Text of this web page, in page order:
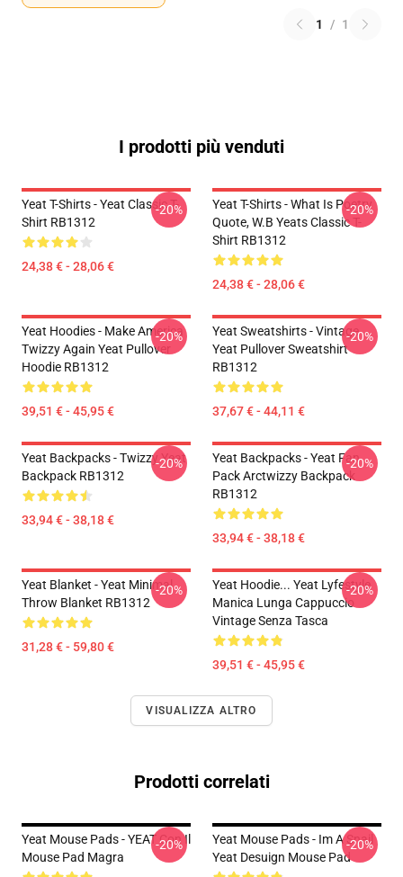
1 / 1
I prodotti più venduti
Yeat T-Shirts - Yeat Classic T-
Shirt RB1312
24,38 € - 28,06 €
-20%
Yeat T-Shirts - What Is Poetry
Quote, W.B Yeats Classic T-
Shirt RB1312
24,38 € - 28,06 €
-20%
Yeat Hoodies - Make America
Twizzy Again Yeat Pullover
Hoodie RB1312
39,51 € - 45,95 €
-20%
Yeat Sweatshirts - Vintage
Yeat Pullover Sweatshirt
RB1312
37,67 € - 44,11 €
-20%
Yeat Backpacks - Twizzy Yeat
Backpack RB1312
33,94 € - 38,18 €
-20%
Yeat Backpacks - Yeat Fan
Pack Arctwizzy Backpack
RB1312
33,94 € - 38,18 €
-20%
Yeat Blanket - Yeat Minimal
Throw Blanket RB1312
31,28 € - 59,80 €
-20%
Yeat Hoodie... Yeat Lyfestyle
Manica Lunga Cappuccio
Vintage Senza Tasca
39,51 € - 45,95 €
-20%
VISUALIZZA ALTRO
Prodotti correlati
Yeat Mouse Pads - YEAT Con Il
Mouse Pad Magra
-20%
Yeat Mouse Pads - Im A Snail
Yeat Desuign Mouse Pad
-20%